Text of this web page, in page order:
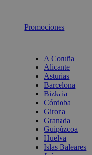
Promociones
A Coruña
Alicante
Asturias
Barcelona
Bizkaia
Córdoba
Girona
Granada
Guipúzcoa
Huelva
Islas Baleares